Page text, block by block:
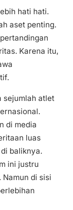
hati hati.
aset penting.
Karena itu,
sejumlah atlet
di media
luas
baliknya.
ini justru
di sisi